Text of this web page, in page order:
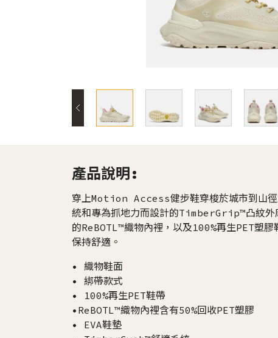
產品說明:
穿上Motion Access健步鞋穿梭於城市到山
統和專為抓地力而設計的TimberGrip™凸紋外
的ReBOTL™織物內裡，以及100%再生PET塑
保持舒適。
• 織物鞋面
• 綁帶款式
• 100%再生PET鞋帶
•ReBOTL™織物內裡含有50%回收PET塑膠
• EVA鞋墊